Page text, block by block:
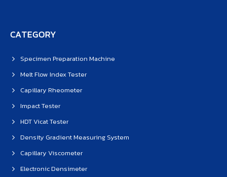
CATEGORY
Specimen Preparation Machine
Melt Flow Index Tester
Capillary Rheometer
Impact Tester
HDT Vicat Tester
Density Gradient Measuring System
Capillary Viscometer
Electronic Densimeter